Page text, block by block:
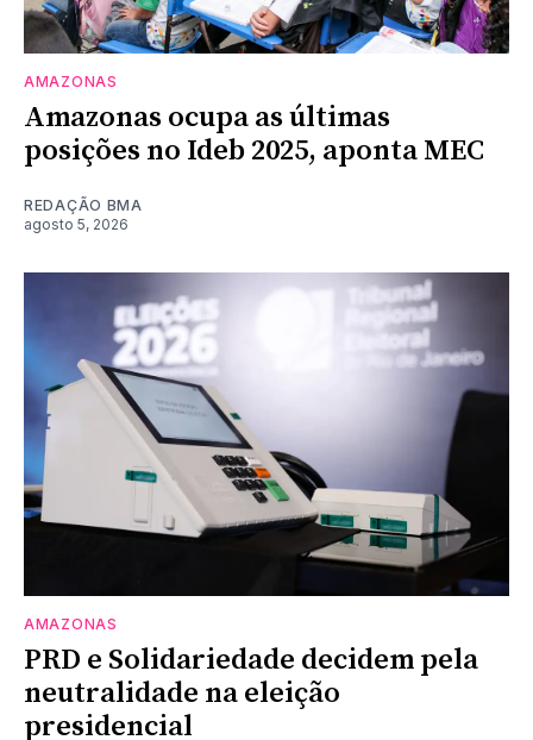
AMAZONAS
Amazonas ocupa as últimas
posições no Ideb 2025, aponta MEC
REDAÇÃO BMA
agosto 5, 2026
AMAZONAS
PRD e Solidariedade decidem pela
neutralidade na eleição
presidencial